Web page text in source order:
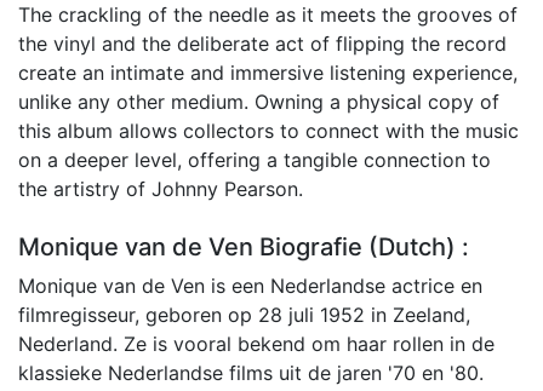
The crackling of the needle as it meets the grooves of
the vinyl and the deliberate act of flipping the record
create an intimate and immersive listening experience,
unlike any other medium. Owning a physical copy of
this album allows collectors to connect with the music
on a deeper level, offering a tangible connection to
the artistry of Johnny Pearson.
Monique van de Ven Biografie (Dutch) :
Monique van de Ven is een Nederlandse actrice en
filmregisseur, geboren op 28 juli 1952 in Zeeland,
Nederland. Ze is vooral bekend om haar rollen in de
klassieke Nederlandse films uit de jaren '70 en '80.